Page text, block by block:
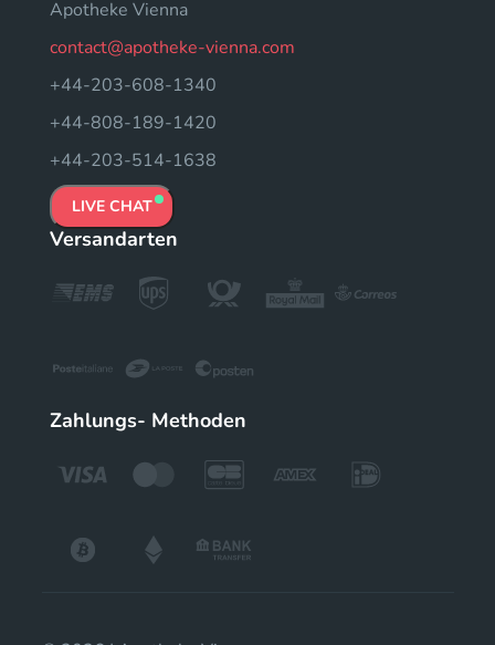
Apotheke Vienna
contact@apotheke-vienna.com
+44-203-608-1340
+44-808-189-1420
+44-203-514-1638
LIVE CHAT
Versandarten
Zahlungs- Methoden